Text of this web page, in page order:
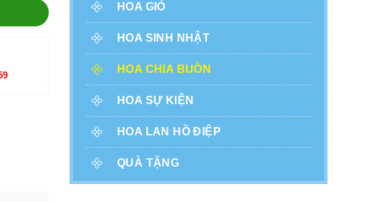
HOA GIỎ
HOA SINH NHẬT
HOA CHIA BUỒN
HOA SỰ KIỆN
HOA LAN HỒ ĐIỆP
QUÀ TẶNG